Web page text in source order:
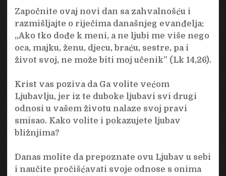
Započnite ovaj novi dan sa zahvalnošću i
razmišljajte o riječima današnjeg evanđelja:
„Ako tko dođe k meni, a ne ljubi me više nego
oca, majku, ženu, djecu, braću, sestre, pa i
život svoj, ne može biti moj učenik” (Lk 14,26).
Krist vas poziva da Ga volite većom
Ljubavlju, jer iz te duboke ljubavi svi drugi
odnosi u vašem životu nalaze svoj pravi
smisao. Kako volite i pokazujete ljubav
bližnjima?
Danas molite da prepoznate ovu Ljubav u sebi
i naučite pročišćavati svoje odnose s onima